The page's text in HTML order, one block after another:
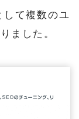
て複数のユ
ました。